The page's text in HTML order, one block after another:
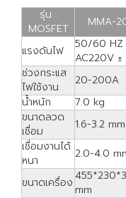
รุ่น :
MOSFET
MMA-
แรงดันไฟ
50/60 HZ
AC220V ±
ช่วงกระแส
ไฟใช้งาน
20-200A
น้ำหนัก
7.0 kg
ขนาดลวด
เชื่อม
1.6-3.2 mm
เชื่อมงานได้
หนา
2.0-4.0
ขนาดเครื่องmm